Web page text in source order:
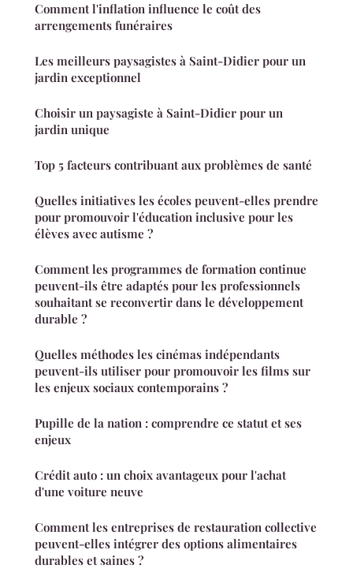
Comment l'inflation influence le coût des
arrengements funéraires
Les meilleurs paysagistes à Saint-Didier pour un
jardin exceptionnel
Choisir un paysagiste à Saint-Didier pour un
jardin unique
Top 5 facteurs contribuant aux problèmes de santé
Quelles initiatives les écoles peuvent-elles prendre
pour promouvoir l'éducation inclusive pour les
élèves avec autisme ?
Comment les programmes de formation continue
peuvent-ils être adaptés pour les professionnels
souhaitant se reconvertir dans le développement
durable ?
Quelles méthodes les cinémas indépendants
peuvent-ils utiliser pour promouvoir les films sur
les enjeux sociaux contemporains ?
Pupille de la nation : comprendre ce statut et ses
enjeux
Crédit auto : un choix avantageux pour l'achat
d'une voiture neuve
Comment les entreprises de restauration collective
peuvent-elles intégrer des options alimentaires
durables et saines ?